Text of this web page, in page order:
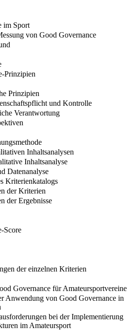
im Sport
von Good Governance
Prinzipien
Prinzipien
und Kontrolle
Verantwortung
Inhaltsanalysen
Inhaltsanalyse
Datenanalyse
Kriterienkatalogs
der Kriterien
der Ergebnisse
Score
der einzelnen Kriterien
Governance für Amateursportvereine
Anwendung von Good Governance in
bei der Implementierung
im Amateursport